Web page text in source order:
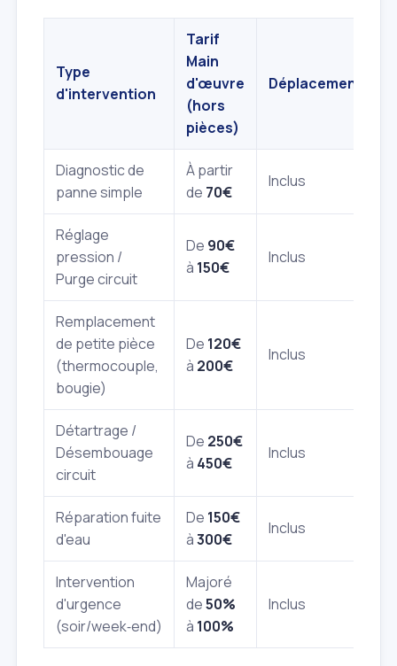
Type
d'intervention
Tarif
Main
d'œuvre
(hors
pièces)
Déplacement
Diagnostic de
panne simple
À partir
de 70€
Inclus
Réglage
pression /
Purge circuit
De 90€
à 150€
Inclus
Remplacement
de petite pièce
(thermocouple,
bougie)
De 120€
à 200€
Inclus
Détartrage /
Désembouage
circuit
De 250€
à 450€
Inclus
Réparation fuite
d'eau
De 150€
à300€
Inclus
Intervention
d'urgence
(soir/week‑end)
Majoré
de50%
à 100%
Inclus